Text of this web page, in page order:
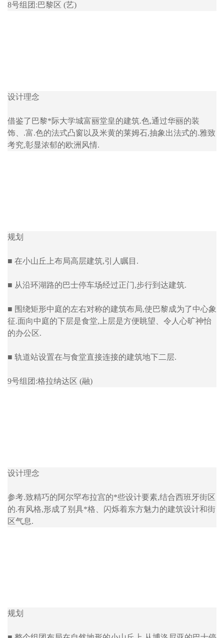
8号组团:巴黎区 (艺)
设计理念
借鉴了巴黎*际大学城富丽堂皇的建筑.色,通过华丽的装
饰、.富.色的法式凸窗以及米黄的莱姆石,抽象出法式的.雅致
考究,彰显浓郁的欧洲风情.
规划
■ 在小山丘上布局高层建筑,引人瞩目.
■ 从沿环湖路的巴士停车场经过正门,步行到达建筑.
■ 围绕矩形中庭的左右对称的建筑布局,使巴黎成为了中心象
征.面向中庭的下层是食堂,上层是方便眺望、令人心旷神怡
的办公区.
■ 轨道站设置在与食堂直接连接的建筑地下二层.
9号组团:格拉纳达区 (融)
设计理念
参考.致精巧的阿尔罕布拉宫的*些设计要素,结合西班牙街区
的.有风格,形成了别具*格、闪烁着东方魅力的建筑设计和街
区气息.
规划